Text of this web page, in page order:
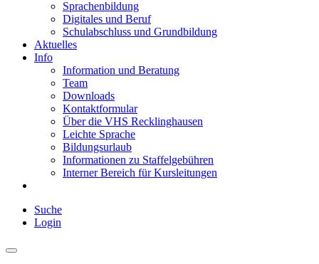
Sprachenbildung
Digitales und Beruf
Schulabschluss und Grundbildung
Aktuelles
Info
Information und Beratung
Team
Downloads
Kontaktformular
Über die VHS Recklinghausen
Leichte Sprache
Bildungsurlaub
Informationen zu Staffelgebühren
Interner Bereich für Kursleitungen
Suche
Login